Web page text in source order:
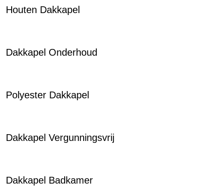
Houten Dakkapel
Dakkapel Onderhoud
Polyester Dakkapel
Dakkapel Vergunningsvrij
Dakkapel Badkamer